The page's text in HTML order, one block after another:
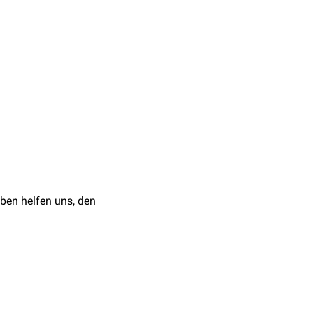
helfen uns, den